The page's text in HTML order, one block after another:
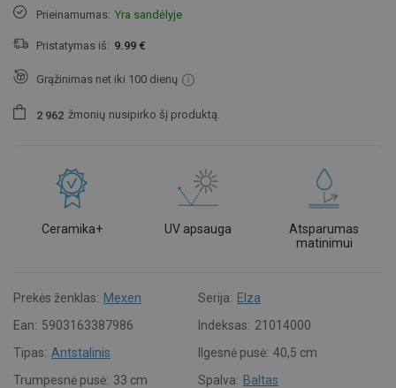
Prieinamumas: Yra sandėlyje
Pristatymas iš: 9.99 €
Grąžinimas net iki 100 dienų
2 962 žmonių nusipirko šį produktą.
Ceramika+ UV apsauga
Atsparumas
matinimui
Prekės ženklas: Mexen Serija: Elza
Ean: 5903163387986 Indeksas: 21014000
Tipas: Antstalinis Ilgesnė pusė: 40,5 cm
Trumpesnė pusė: 33 cm Spalva: Baltas